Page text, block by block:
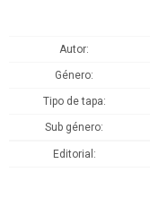
Autor
Género
Tipo de tapa
Sub género
Editorial